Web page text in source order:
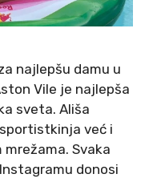
najlepšu damu u
Vile je najlepša
sveta. Ališa
već i
Svaka
donosi